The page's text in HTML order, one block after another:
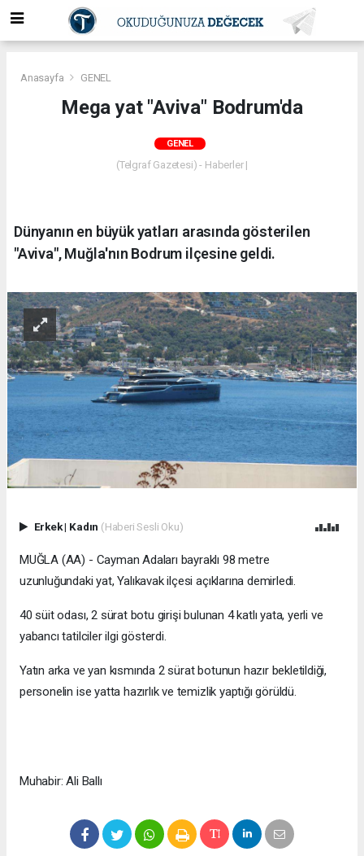
Anasayfa GENEL
Mega yat "Aviva" Bodrum'da
GENEL
(Telgraf Gazetesi) - Haberler |
Dünyanın en büyük yatları arasında gösterilen
"Aviva", Muğla'nın Bodrum ilçesine geldi.
Erkek| Kadın (Haberi Sesli Oku)
MUĞLA (AA) - Cayman Adaları bayraklı 98 metre
uzunluğundaki yat, Yalıkavak ilçesi açıklarına demirledi.
40 süit odası, 2 sürat botu girişi bulunan 4 katlı yata, yerli ve
yabancı tatilciler ilgi gösterdi.
Yatın arka ve yan kısmında 2 sürat botunun hazır bekletildiği,
personelin ise yatta hazırlık ve temizlik yaptığı görüldü.
Muhabir: Ali Ballı